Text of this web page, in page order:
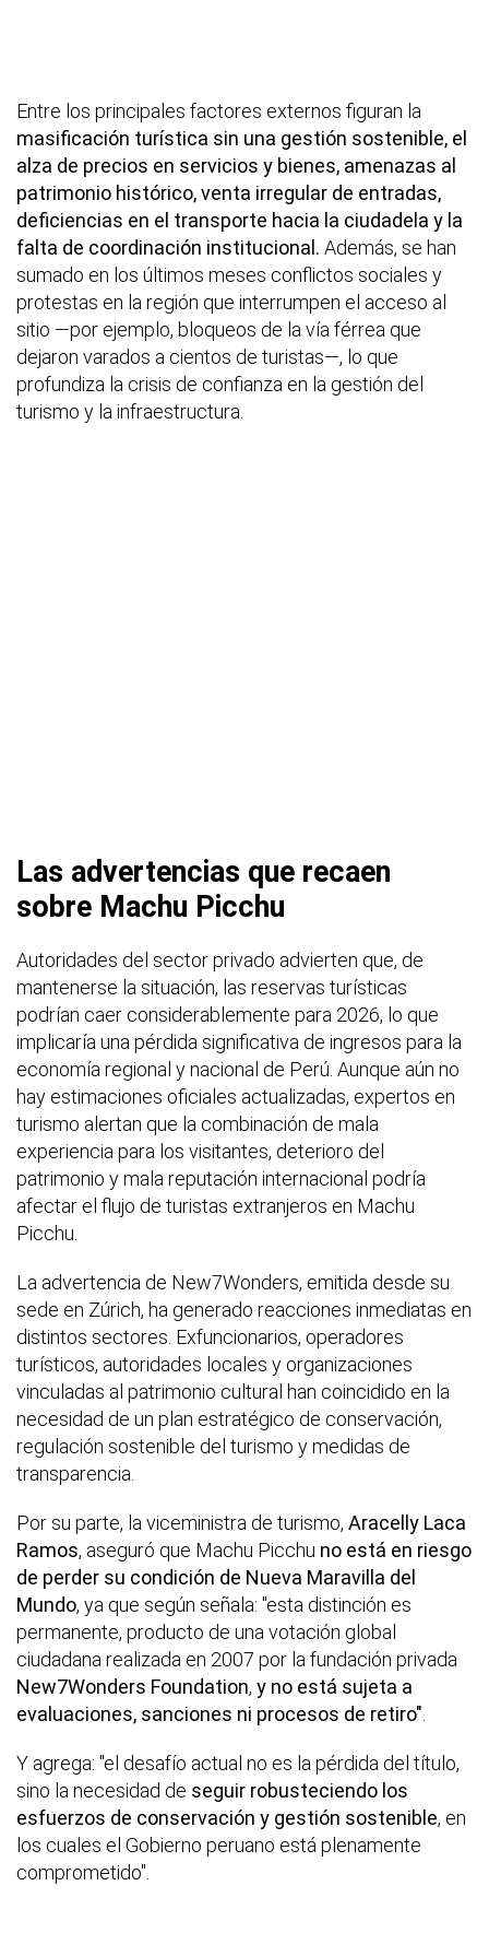
Entre los principales factores externos figuran la
masificación turística sin una gestión sostenible, el
alza de precios en servicios y bienes, amenazas al
patrimonio histórico, venta irregular de entradas,
deficiencias en el transporte hacia la ciudadela y la
falta de coordinación institucional. Además, se han
sumado en los últimos meses conflictos sociales y
protestas en la región que interrumpen el acceso al
sitio —por ejemplo, bloqueos de la vía férrea que
dejaron varados a cientos de turistas—, lo que
profundiza la crisis de confianza en la gestión del
turismo y la infraestructura.
Las advertencias que recaen
sobre Machu Picchu
Autoridades del sector privado advierten que, de
mantenerse la situación, las reservas turísticas
podrían caer considerablemente para 2026, lo que
implicaría una pérdida significativa de ingresos para la
economía regional y nacional de Perú. Aunque aún no
hay estimaciones oficiales actualizadas, expertos en
turismo alertan que la combinación de mala
experiencia para los visitantes, deterioro del
patrimonio y mala reputación internacional podría
afectar el flujo de turistas extranjeros en Machu
Picchu.
La advertencia de New7Wonders, emitida desde su
sede en Zúrich, ha generado reacciones inmediatas en
distintos sectores. Exfuncionarios, operadores
turísticos, autoridades locales y organizaciones
vinculadas al patrimonio cultural han coincidido en la
necesidad de un plan estratégico de conservación,
regulación sostenible del turismo y medidas de
transparencia.
Por su parte, la viceministra de turismo, Aracelly Laca
Ramos, aseguró que Machu Picchu no está en riesgo
de perder su condición de Nueva Maravilla del
Mundo, ya que según señala: "esta distinción es
permanente, producto de una votación global
ciudadana realizada en 2007 por la fundación privada
New7Wonders Foundation, y no está sujeta a
evaluaciones, sanciones ni procesos de retiro"
Y agrega: "el desafío actual no es la pérdida del título,
sino la necesidad de seguir robusteciendo los
esfuerzos de conservación y gestión sostenible, en
los cuales el Gobierno peruano está plenamente
comprometido".